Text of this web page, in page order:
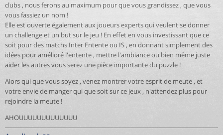
clubs , nous ferons au maximum pour que vous grandissez , que vous
vous fassiez un nom !
Elle est ouverte également aux joueurs experts qui veulent se donner
un challenge et un but sur le jeu ! En effet en vous investissant que ce
soit pour des matchs Inter Entente ou IS , en donnant simplement des
idées pour amélioré l'entente , mettre l'ambiance ou bien même juste
aider les autres vous serez une pièce importante du puzzle !
Alors qui que vous soyez , venez montrer votre esprit de meute , et
votre envie de manger qui que soit sur ce jeux , n'attendez plus pour
rejoindre la meute !
AHOUUUUUUUUUUUUU